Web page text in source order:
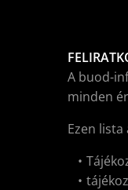
A buod-
minden
Ezen